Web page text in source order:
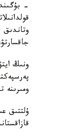
-
وتاندىق
ونىڭ
ومىرىنە
ۇلتتىق